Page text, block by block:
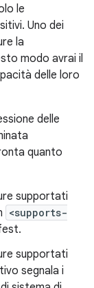
le
Uno dei
la
modo avrai il
delle loro
delle
quanto
supportati
<supports-
supportati
segnala i